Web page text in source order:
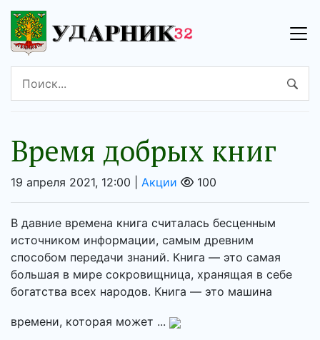
Время добрых книг
19 апреля 2021, 12:00 | Акции 100
В давние времена книга считалась бесценным
источником информации, самым древним
способом передачи знаний. Книга — это самая
большая в мире сокровищница, хранящая в себе
богатства всех народов. Книга — это машина
времени, которая может ...